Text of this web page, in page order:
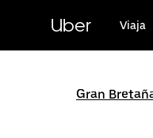
contenido
principal
Uber Viaja
Gran